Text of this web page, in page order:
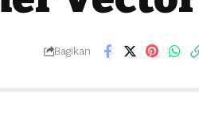
Bagikan